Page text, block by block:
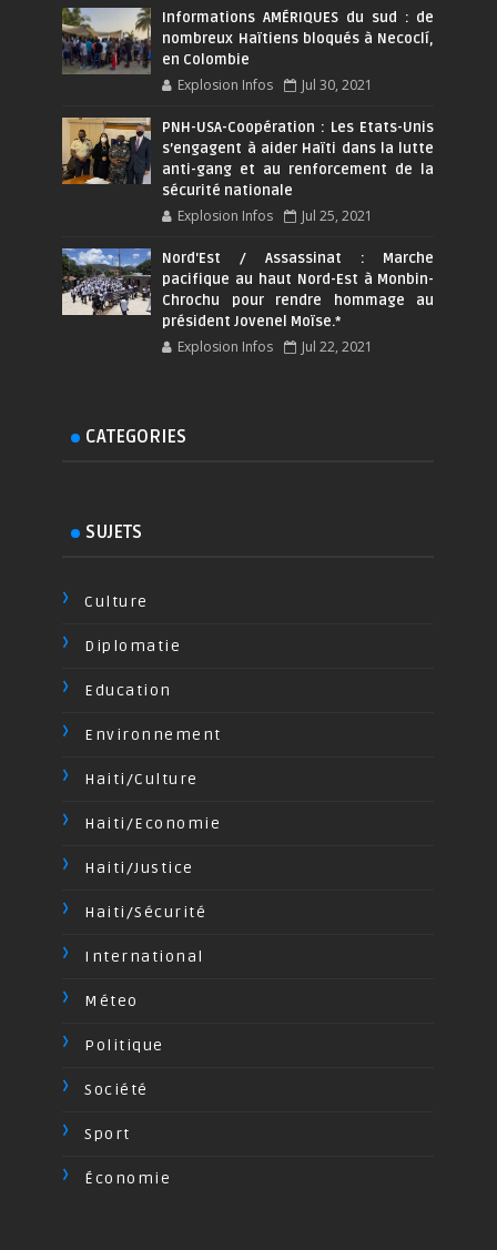
Informations AMÉRIQUES du sud : de
nombreux Haïtiens bloqués à Necoclí,
en Colombie
Explosion Infos Jul 30, 2021
PNH-USA-Coopération : Les Etats-Unis
s’engagent à aider Haïti dans la lutte
anti-gang et au renforcement de la
sécurité nationale
Explosion Infos Jul 25, 2021
Nord'Est / Assassinat : Marche
pacifique au haut Nord-Est à Monbin-
Chrochu pour rendre hommage au
président Jovenel Moïse.*
Explosion Infos Jul 22, 2021
CATEGORIES
SUJETS
Culture
Diplomatie
Education
Environnement
Haiti/Culture
Haiti/Economie
Haiti/Justice
Haiti/Sécurité
International
Méteo
Politique
Société
Sport
Économie